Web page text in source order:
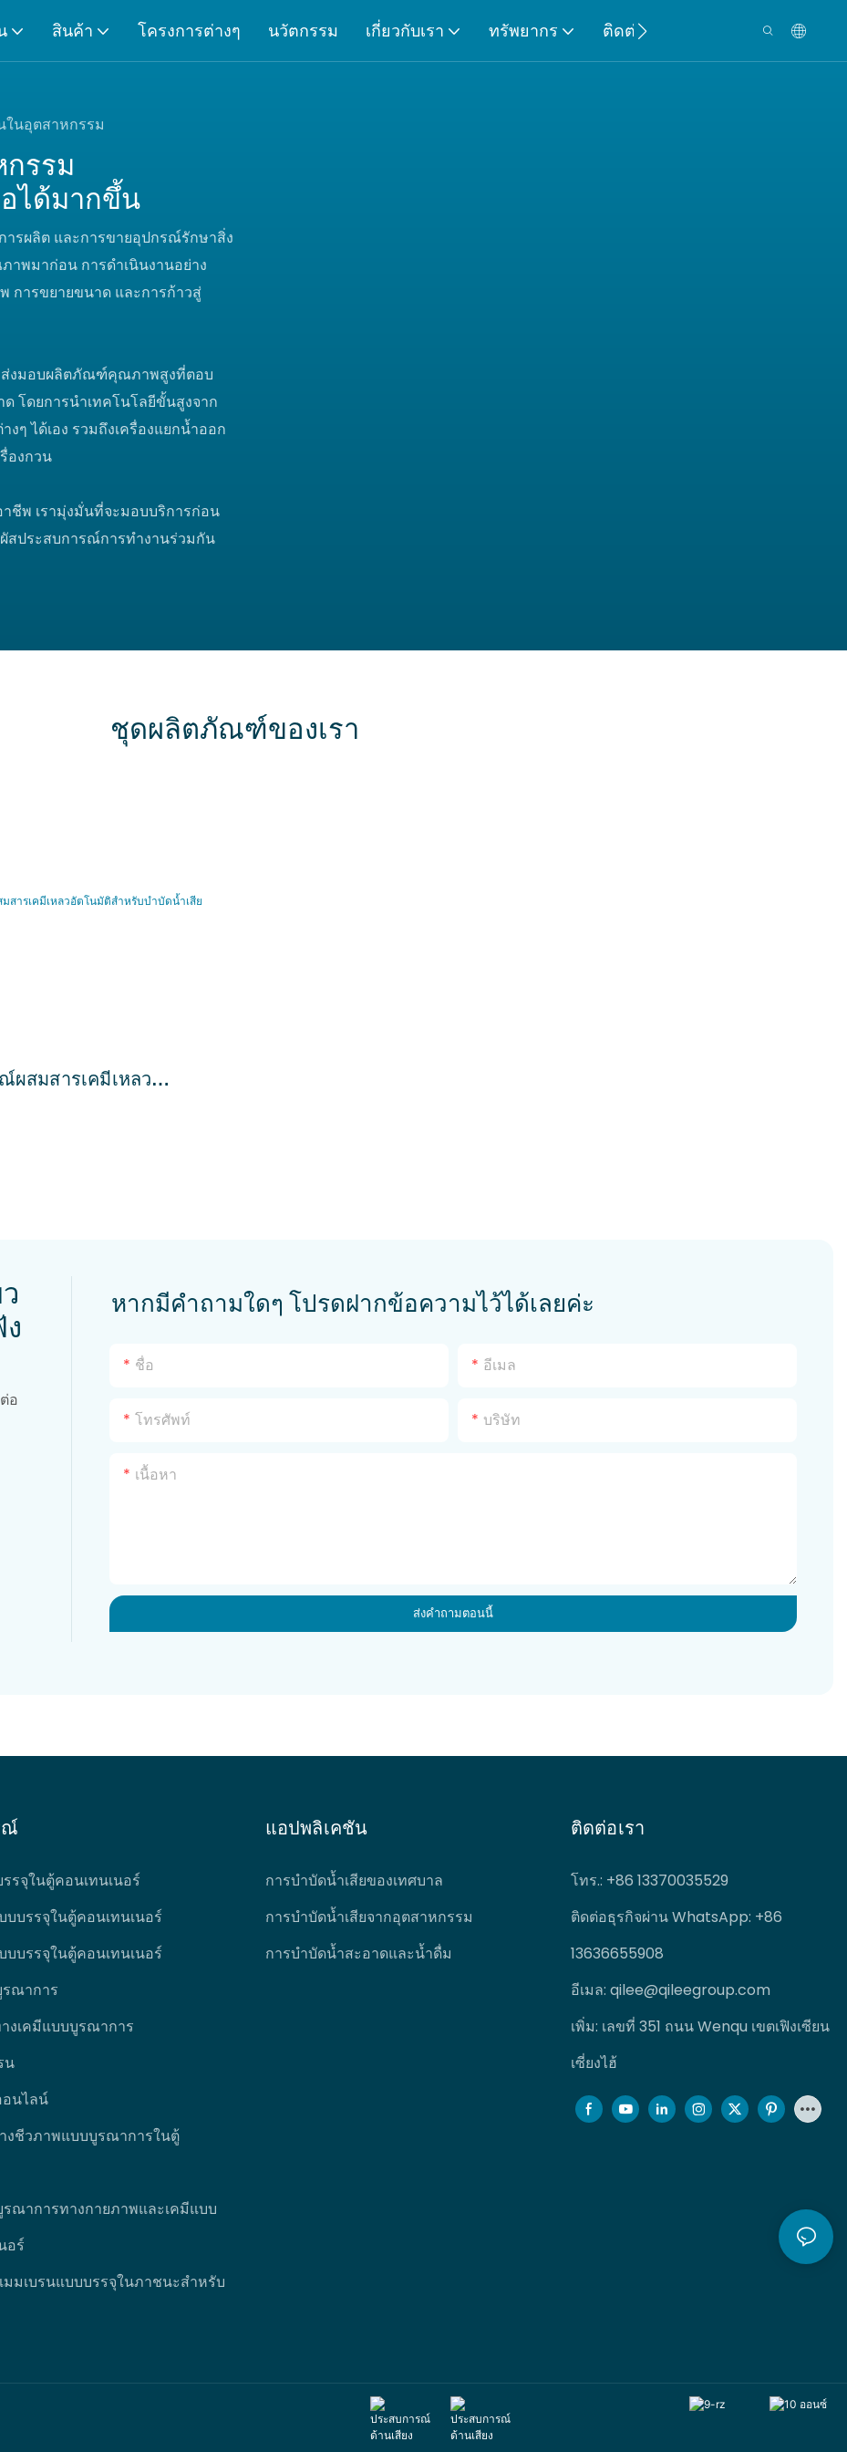
สินค้า โครงการต่างๆ นวัตกรรม เกี่ยวกับเรา ทรัพยากร ติดต่อ
ในอุตสาหกรรม
รรม
ได้มากขึ้น
ารผลิต และการขายอุปกรณ์รักษาสิ่ง
พมาก่อน การดำเนินงานอย่าง
การขยายขนาด และการก้าวสู่
ส่งมอบผลิตภัณฑ์คุณภาพสูงที่ตอบ
โดยการนำเทคโนโลยีขั้นสูงจาก
ๆ ได้เอง รวมถึงเครื่องแยกน้ำออก
องกวน
ชีพ เรามุ่งมั่นที่จะมอบบริการก่อน
สประสบการณ์การทำงานร่วมกัน
ชุดผลิตภัณฑ์ของเรา
ผสมสารเคมีเหลว
อ
หากมีคำถามใดๆ โปรดฝากข้อความไว้ได้เลยค่ะ
ชื่อ อีเมล
โทรศัพท์ บริษัท
เนื้อหา
ส่งคำถามตอนนี้
ณ์
รจุในตู้คอนเทนเนอร์
บบรรจุในตู้คอนเทนเนอร์
บบรรจุในตู้คอนเทนเนอร์
ณาการ
งเคมีแบบบูรณาการ
น
อนไลน์
งชีวภาพแบบบูรณาการในตู้
ณาการทางกายภาพและเคมีแบบ
อร์
มมเบรนแบบบรรจุในภาชนะสำหรับ
แอปพลิเคชัน
การบำบัดน้ำเสียของเทศบาล
การบำบัดน้ำเสียจากอุตสาหกรรม
การบำบัดน้ำสะอาดและน้ำดื่ม
ติดต่อเรา
โทร.: +86 13370035529
ติดต่อธุรกิจผ่าน WhatsApp: +86
13636655908
อีเมล: qilee@qileegroup.com
เพิ่ม: เลขที่ 351 ถนน Wenqu เขตเฟิงเซียน
เซี่ยงไฮ้